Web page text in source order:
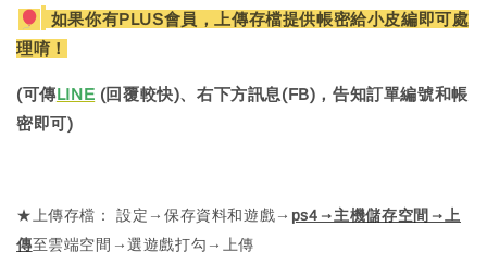
如果你有PLUS會員，上傳存檔提供帳密給小皮編即可處
理唷！
(可傳LINE (回覆較快)、右下方訊息(FB)，告知訂單編號和帳
密即可)
★上傳存檔： 設定→保存資料和遊戲→ ps4→主機儲存空間→上
傳至雲端空間→選遊戲打勾→上傳